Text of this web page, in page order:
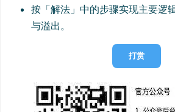
按「解法」中的步骤实现主要逻
与溢出。
打赏